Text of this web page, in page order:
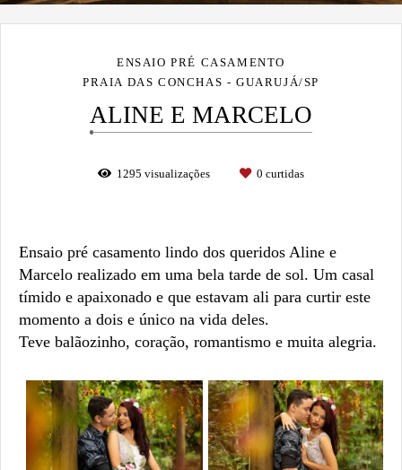
ENSAIO PRÉ CASAMENTO
PRAIA DAS CONCHAS - GUARUJÁ/SP
ALINE E MARCELO
1295 visualizações 0 curtidas
Ensaio pré casamento lindo dos queridos Aline e
Marcelo realizado em uma bela tarde de sol. Um casal
tímido e apaixonado e que estavam ali para curtir este
momento a dois e único na vida deles.
Teve balãozinho, coração, romantismo e muita alegria.